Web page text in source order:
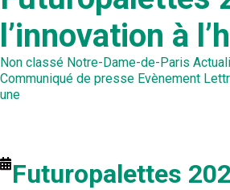
l’innovation à
Non classé Notre-Dame-de-Paris
Communiqué de presse Evènement
une
Futuropalettes